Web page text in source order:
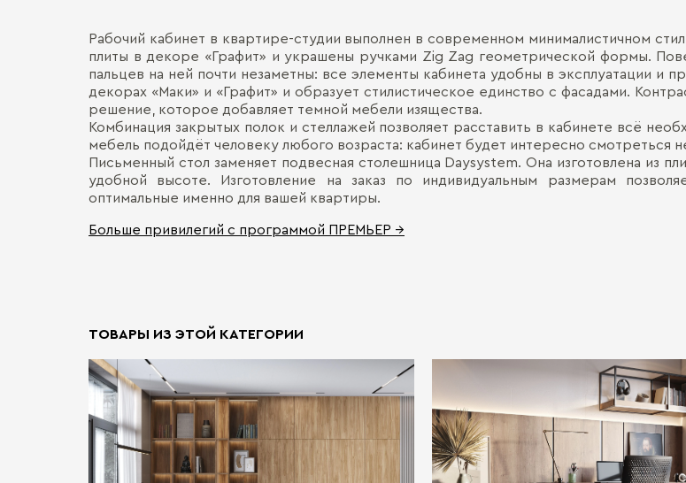
Рабочий кабинет в квартире-студии выполнен в современном минималистичном
плиты в декоре «Графит» и украшены ручками Zig Zag геометрической формы.
пальцев на ней почти незаметны: все элементы кабинета удобны в эксплуатации и
декорах «Маки» и «Графит» и образует стилистическое единство с фасадами.
решение, которое добавляет темной мебели изящества.
Комбинация закрытых полок и стеллажей позволяет расставить в кабинете всё
мебель подойдёт человеку любого возраста: кабинет будет интересно смотреться
Письменный стол заменяет подвесная столешница Daysystem. Она изготовлена из
удобной высоте. Изготовление на заказ по индивидуальным размерам
оптимальные именно для вашей квартиры.
Больше привилегий с программой ПРЕМЬЕР →
ТОВАРЫ ИЗ ЭТОЙ КАТЕГОРИИ